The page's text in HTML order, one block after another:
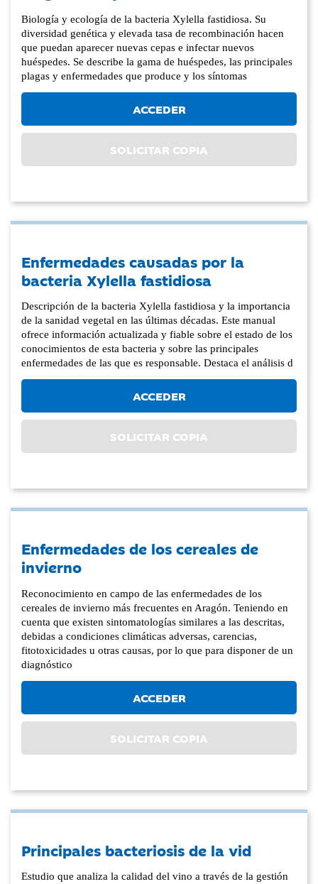
Biología y ecología de la bacteria Xylella fastidiosa. Su
diversidad genética y elevada tasa de recombinación hacen
que puedan aparecer nuevas cepas e infectar nuevos
huéspedes. Se describe la gama de huéspedes, las principales
plagas y enfermedades que produce y los síntomas
ACCEDER
SOLICITAR COPIA
Enfermedades causadas por la
bacteria Xylella fastidiosa
Descripción de la bacteria Xylella fastidiosa y la importancia
de la sanidad vegetal en las últimas décadas. Este manual
ofrece información actualizada y fiable sobre el estado de los
conocimientos de esta bacteria y sobre las principales
enfermedades de las que es responsable. Destaca el análisis d
ACCEDER
SOLICITAR COPIA
Enfermedades de los cereales de
invierno
Reconocimiento en campo de las enfermedades de los
cereales de invierno más frecuentes en Aragón. Teniendo en
cuenta que existen sintomatologías similares a las descritas,
debidas a condiciones climáticas adversas, carencias,
fitotoxicidades u otras causas, por lo que para disponer de un
diagnóstico
ACCEDER
SOLICITAR COPIA
Principales bacteriosis de la vid
Estudio que analiza la calidad del vino a través de la gestión